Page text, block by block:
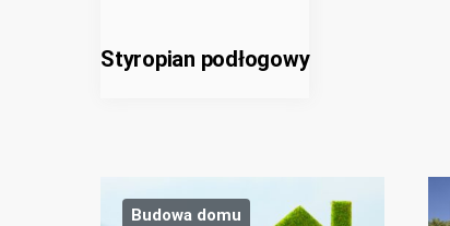
Styropian podłogowy
Budowa domu